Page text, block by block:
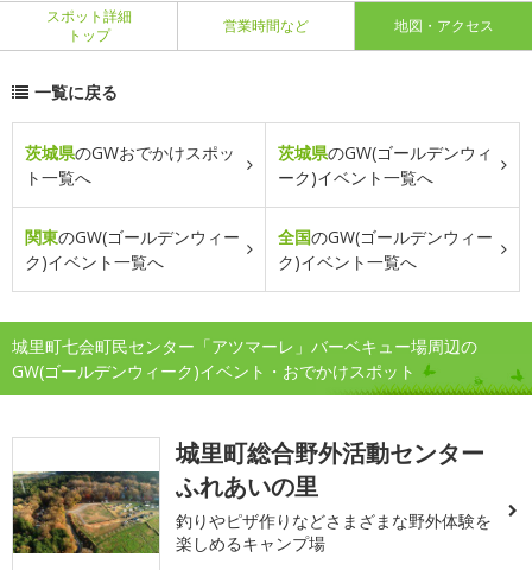
スポット詳細
トップ
営業時間など 地図・アクセス
一覧に戻る
茨城県のGWおでかけスポッ
ト一覧へ
茨城県のGW(ゴールデンウィ
ーク)イベント一覧へ
関東のGW(ゴールデンウィー
ク)イベント一覧へ
全国のGW(ゴールデンウィー
ク)イベント一覧へ
城里町七会町民センター「アツマーレ」バーベキュー場周辺の
GW(ゴールデンウィーク)イベント・おでかけスポット
城里町総合野外活動センター
ふれあいの里
釣りやピザ作りなどさまざまな野外体験を
楽しめるキャンプ場